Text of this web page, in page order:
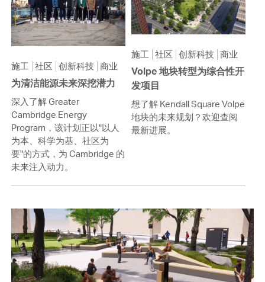
施工 社区 创新科技 商业
为清洁能源未来深挖潜力
深入了解 Greater
Cambridge Energy
Program，该计划正以"以人
为本、科学为基、社区为
要"的方式，为 Cambridge 的
未来注入动力。
施工 社区 创新科技 商业
Volpe 地块转型为综合性开
发项目
想了解 Kendall Square Volpe
地块的未来规划？欢迎查阅
最新进展。